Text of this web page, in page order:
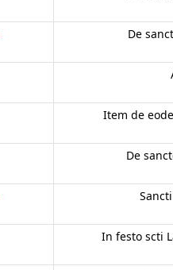
De
Item de
De
In festo scti